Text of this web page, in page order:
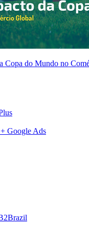
Copa do Mundo no
Google Ads